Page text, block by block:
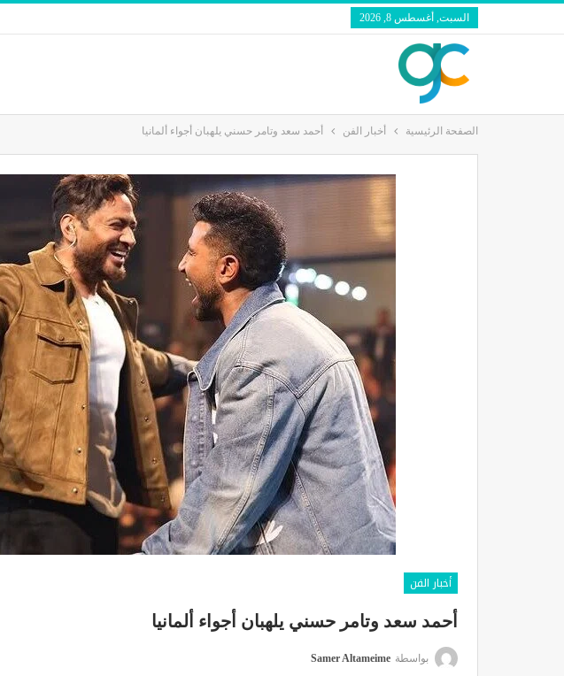
السبت, أغسطس 8, 2026
الصفحة الرئيسية أخبار الفن أحمد سعد وتامر حسني يلهبان أجواء ألمانيا
أخبار الفن
أحمد سعد وتامر حسني يلهبان أجواء ألمانيا
بواسطة Samer Altameime